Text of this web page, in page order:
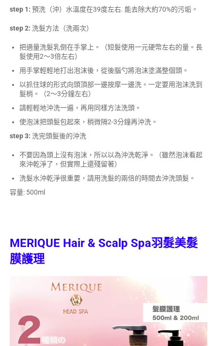
step 1: 預洗（沖）水溫度在39度左右. 能去除大約70%的污垢。
step 2: 洗髮方法（洗兩次）
把適量洗髮乳倒在手掌上。（短髮使用一元硬幣左右的量。長
髮使用2～3倍左右）
用手掌輕輕地打出泡沫後，從後腦勺將泡沫塗滿整個頭。
以抓住球的形式向頭頂部一邊按摩一邊洗。一定要用泡沫洗到
髮梢。（2～3分鐘左右）
請輕輕地沖洗一遍，再用同樣方法洗頭。
使泡沫把頭髮包起來，稍微隔2-3分鐘再沖洗。
step 3: 洗完頭髮後的沖洗
不要因為頭上沒有泡沫，所以以為沖洗乾淨。（雖然泡沫看起
來沖乾淨了，但實際上還殘留著）
洗髮水沖乾淨很重要，請用洗髮的兩倍的時間去沖洗頭髮。
容量: 500ml
MERIQUE Hair & Scalp Spa羽髮美髮
膜護理